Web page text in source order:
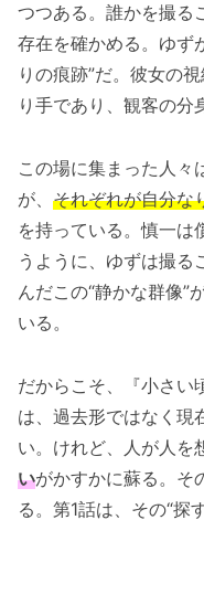
つつある。誰かを撮る
存在を確かめる。ゆず
りの痕跡”だ。彼女の
り手であり、観客の分
この場に集まった人々
が、 それぞれが自分な
を持っている。慎一は
うように、ゆずは撮る
んだこの“静かな群像”
いる。
だからこそ、『小さい
は、過去形ではなく現
い。けれど、人が人を
いがかすかに蘇る。そ
る。第1話は、その“探